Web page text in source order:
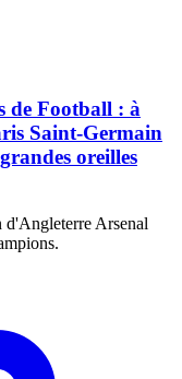
de Football : à
Saint-Germain
oreilles
d'Angleterre Arsenal